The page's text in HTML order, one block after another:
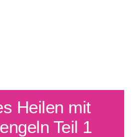
Heilen mit
Teil 1